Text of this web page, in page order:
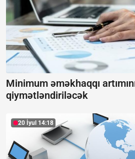
Minimum əməkhaqqı
qiymətləndiriləcək
20 İyul 14:18